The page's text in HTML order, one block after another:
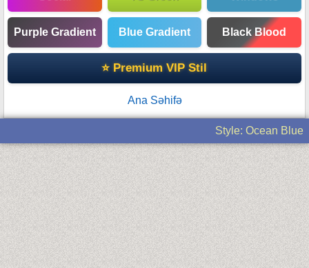
Purple Gradient Blue Gradient Black Blood
⭐ Premium VIP Stil
Ana Səhifə
Style: Ocean Blue